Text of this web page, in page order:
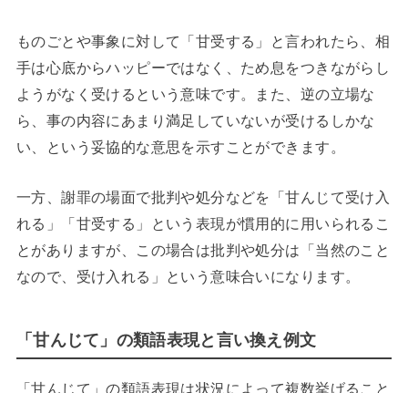
ものごとや事象に対して「甘受する」と言われたら、相
手は心底からハッピーではなく、ため息をつきながらし
ようがなく受けるという意味です。また、逆の立場な
ら、事の内容にあまり満足していないが受けるしかな
い、という妥協的な意思を示すことができます。
一方、謝罪の場面で批判や処分などを「甘んじて受け入
れる」「甘受する」という表現が慣用的に用いられるこ
とがありますが、この場合は批判や処分は「当然のこと
なので、受け入れる」という意味合いになります。
「甘んじて」の類語表現と言い換え例文
「甘んじて」の類語表現は状況によって複数挙げること